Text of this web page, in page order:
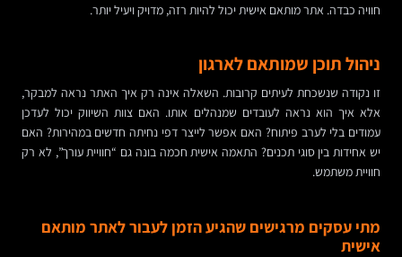
חוויה כבדה. אתר מותאם אישית יכול להיות רזה, מדויק ויעיל יותר.
ניהול תוכן שמותאם לארגון
זו נקודה שנשכחת לעיתים קרובות. השאלה אינה רק איך האתר נראה למבקר,
אלא איך הוא נראה לעובדים שמנהלים אותו. האם צוות השיווק יכול לעדכן
עמודים בלי לערב פיתוח? האם אפשר לייצר דפי נחיתה חדשים במהירות? האם
יש אחידות בין סוגי תכנים? התאמה אישית חכמה בונה גם “חוויית עורך”, לא רק
חוויית משתמש.
מתי עסקים מרגישים שהגיע הזמן לעבור לאתר מותאם
אישית